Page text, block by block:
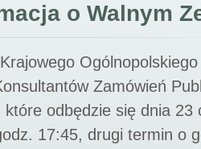
o Walnym
Zamówień
które odbędzie się dnia 23
17:45, drugi termin o